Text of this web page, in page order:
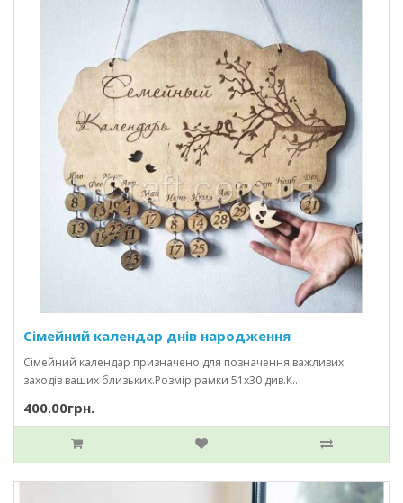
Сімейний календар днів народження
Сімейний календар призначено для позначення важливих
заходів ваших близьких.Розмір рамки 51х30 див.К..
400.00грн.